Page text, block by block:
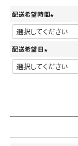
配送希望時間
(
必
)
配送希望日
(
必